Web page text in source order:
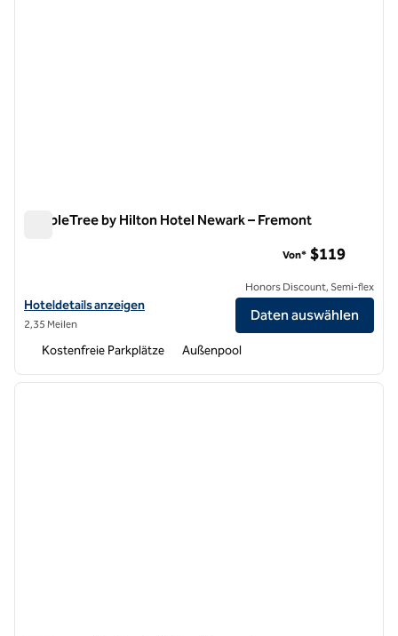
DoubleTree by Hilton Hotel Newark – Fremont
Hoteldetails für DoubleTree by Hilton Hotel Newark – Fremont
Hoteldetails anzeigen
2,35 Meilen
Von* $119
Honors Discount, Semi-flex
Daten auswählen
Kostenfreie Parkplätze Außenpool
1 von 12